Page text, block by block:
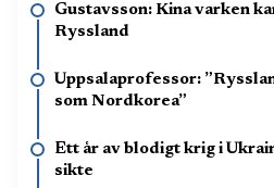
Gustavsson: Kina varken
Ryssland
Uppsalaprofessor:
som Nordkorea”
Ett år av blodigt krig i
sikte